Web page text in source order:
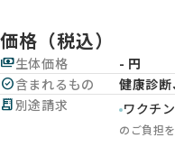
価格（税込）
payments生体価格
- 円
check_circle含まれるもの
健康診
receipt_long 別途請求 ワクチン
のご負担